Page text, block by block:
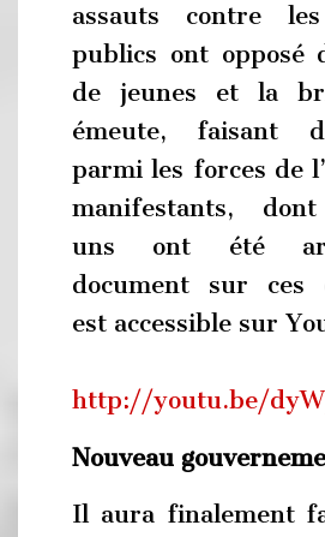
assauts contre
publics ont opposé
de jeunes et la
émeute, faisant
parmi les forces de
manifestants,
uns ont été
document sur ces
est accessible sur
http://youtu.be/
Nouveau
Il aura finalement